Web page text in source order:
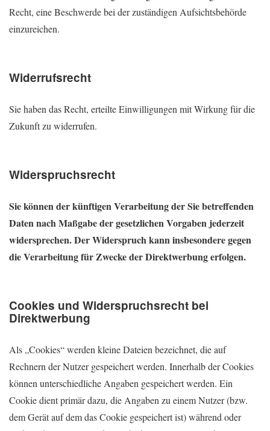
Recht, eine Beschwerde bei der zuständigen Aufsichtsbehörde
einzureichen.
Widerrufsrecht
Sie haben das Recht, erteilte Einwilligungen mit Wirkung für die
Zukunft zu widerrufen.
Widerspruchsrecht
Sie können der künftigen Verarbeitung der Sie betreffenden
Daten nach Maßgabe der gesetzlichen Vorgaben jederzeit
widersprechen. Der Widerspruch kann insbesondere gegen
die Verarbeitung für Zwecke der Direktwerbung erfolgen.
Cookies und Widerspruchsrecht bei
Direktwerbung
Als „Cookies“ werden kleine Dateien bezeichnet, die auf
Rechnern der Nutzer gespeichert werden. Innerhalb der Cookies
können unterschiedliche Angaben gespeichert werden. Ein
Cookie dient primär dazu, die Angaben zu einem Nutzer (bzw.
dem Gerät auf dem das Cookie gespeichert ist) während oder